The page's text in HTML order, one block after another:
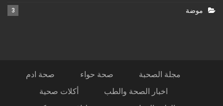
موضة 3
مجلة الصحبة صحة حواء
صحة ادم
اخبار الصحة والطب
أكلات صحية